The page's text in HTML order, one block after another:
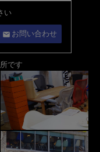
い
email お問い合わせ
です